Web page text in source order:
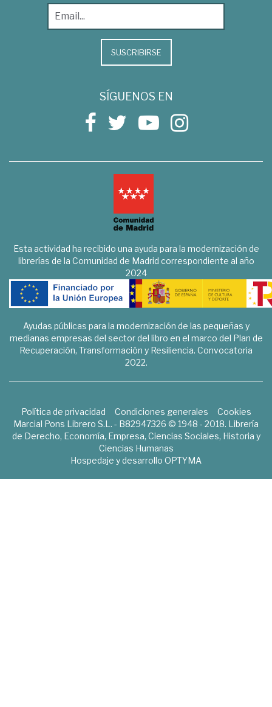
SUSCRIBIRSE
SÍGUENOS EN
Esta actividad ha recibido una ayuda para la modernización de
librerías de la Comunidad de Madrid correspondiente al año
2024
Ayudas públicas para la modernización de las pequeñas y
medianas empresas del sector del libro en el marco del Plan de
Recuperación, Transformación y Resiliencia. Convocatoria
2022.
Política de privacidad Condiciones generales
Cookies
Marcial Pons Librero S.L. - B82947326 © 1948 - 2018. Librería
de Derecho, Economía, Empresa, Ciencias Sociales, Historia y
Ciencias Humanas
Hospedaje y desarrollo OPTYMA